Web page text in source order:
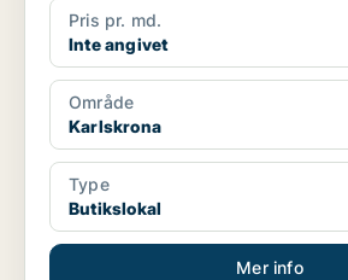
Pris pr. md.
Inte angivet
Område
Karlskrona
Type
Butikslokal
Mer info